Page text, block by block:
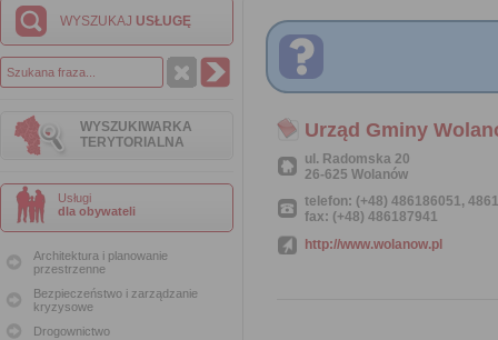
WYSZUKAJ USŁUGĘ
WYSZUKIWARKA
TERYTORIALNA
Usługi
dla obywateli
Architektura i planowanie
przestrzenne
Bezpieczeństwo i zarządzanie
kryzysowe
Drogownictwo
Urząd Gminy
ul. Radomska 20
26-625 Wolanów
telefon: (+48) 486186051,
fax: (+48) 486187941
http://www.wolanow.pl